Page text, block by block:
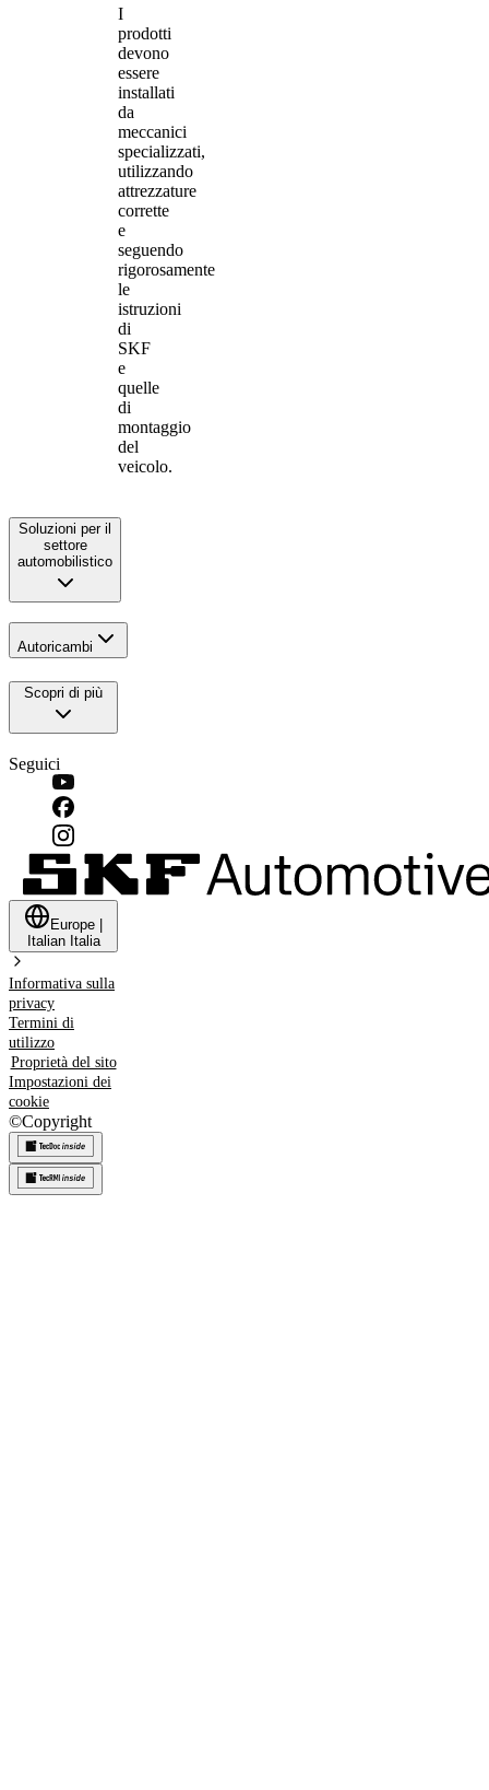
I
prodotti
devono
essere
installati
da
meccanici
specializzati,
utilizzando
attrezzature
corrette
e
seguendo
rigorosamente
le
istruzioni
di
SKF
e
quelle
di
montaggio
del
veicolo.
Soluzioni per il
settore
automobilistico
Autoricambi
Scopri di più
Seguici
Europe
Italian Italia
Informativa sulla
privacy
Termini di
utilizzo
Proprietà del sito
Impostazioni dei
cookie
©Copyright